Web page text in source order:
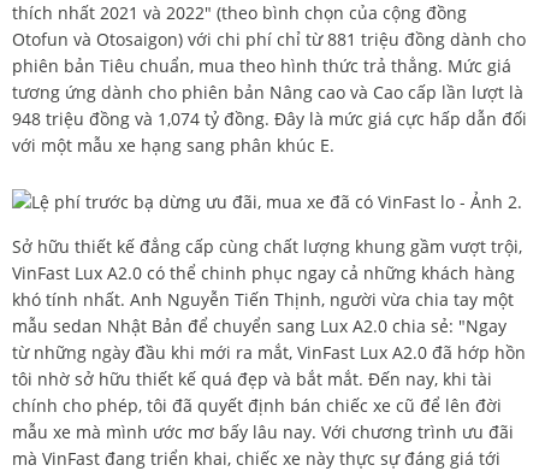
thích nhất 2021 và 2022" (theo bình chọn của cộng đồng
Otofun và Otosaigon) với chi phí chỉ từ 881 triệu đồng dành cho
phiên bản Tiêu chuẩn, mua theo hình thức trả thẳng. Mức giá
tương ứng dành cho phiên bản Nâng cao và Cao cấp lần lượt là
948 triệu đồng và 1,074 tỷ đồng. Đây là mức giá cực hấp dẫn đối
với một mẫu xe hạng sang phân khúc E.
Sở hữu thiết kế đẳng cấp cùng chất lượng khung gầm vượt trội,
VinFast Lux A2.0 có thể chinh phục ngay cả những khách hàng
khó tính nhất. Anh Nguyễn Tiến Thịnh, người vừa chia tay một
mẫu sedan Nhật Bản để chuyển sang Lux A2.0 chia sẻ: "Ngay
từ những ngày đầu khi mới ra mắt, VinFast Lux A2.0 đã hớp hồn
tôi nhờ sở hữu thiết kế quá đẹp và bắt mắt. Đến nay, khi tài
chính cho phép, tôi đã quyết định bán chiếc xe cũ để lên đời
mẫu xe mà mình ước mơ bấy lâu nay. Với chương trình ưu đãi
mà VinFast đang triển khai, chiếc xe này thực sự đáng giá tới